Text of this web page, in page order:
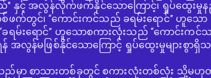
နှင့် အလွန်လိုက်ဖက်နိုင်သောကြောင့်၊ ရှုပ်ထွေးမှုနည်
ဖက်တွင်၊ “ကောင်းကင်သည် ခရမ်းရောင်” ဟူသော
“ခရမ်းရောင်” ဟူသောစကားလုံးသည် “ကောင်းကင်
အလွန်မဖြစ်နိုင်သောကြောင့် ရှုပ်ထွေးမှုများစွာရှိ
သည်မှာ စာသားတစ်ခုတွင် စကားလုံးတစ်လုံး သို့မဟု